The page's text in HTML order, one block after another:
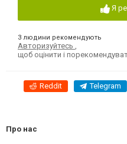
Я
3 людини рекомендують
Авторизуйтесь
щоб оцінити і
Reddit Telegram
Про нас